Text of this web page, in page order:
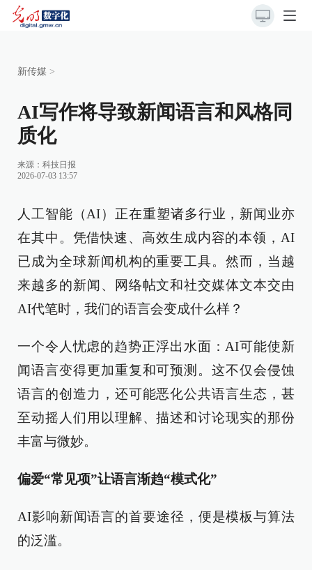
新传媒 >
AI写作将导致新闻语言和风格同
质化
来源： 科技日报
2026-07-03 13:57
人工智能（AI）正在重塑诸多行业，新闻业亦
在其中。凭借快速、高效生成内容的本领，AI
已成为全球新闻机构的重要工具。然而，当越
来越多的新闻、网络帖文和社交媒体文本交由
AI代笔时，我们的语言会变成什么样？
一个令人忧虑的趋势正浮出水面：AI可能使新
闻语言变得更加重复和可预测。这不仅会侵蚀
语言的创造力，还可能恶化公共语言生态，甚
至动摇人们用以理解、描述和讨论现实的那份
丰富与微妙。
偏爱“常见项”让语言渐趋“模式化”
AI影响新闻语言的首要途径，便是模板与算法
的泛滥。